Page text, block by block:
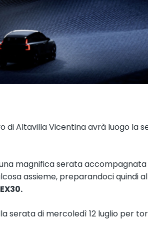
di Altavilla Vicentina avrà luogo la
magnifica serata
assieme, preparandoci quindi
serata di mercoledì 12 luglio per